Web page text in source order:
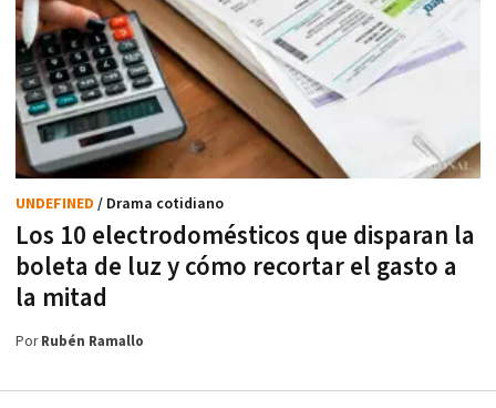
Los 10 electrodomésticos que disparan la
boleta de luz y cómo recortar el gasto a
la mitad
UNDEFINED / Drama cotidiano
PorRubén Ramallo